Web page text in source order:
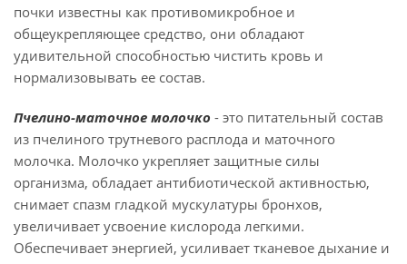
почки известны как противомикробное и
общеукрепляющее средство, они обладают
удивительной способностью чистить кровь и
нормализовывать ее состав.
Пчелино-маточное молочко - это питательный состав
из пчелиного трутневого расплода и маточного
молочка. Молочко укрепляет защитные силы
организма, обладает антибиотической активностью,
снимает спазм гладкой мускулатуры бронхов,
увеличивает усвоение кислорода легкими.
Обеспечивает энергией, усиливает тканевое дыхание и